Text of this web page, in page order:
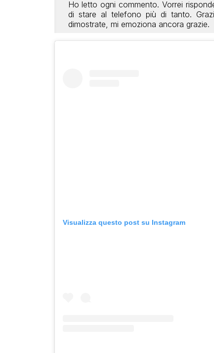
Ho letto ogni commento. Vorrei
di stare al telefono più di tanto.
dimostrate, mi emoziona ancora grazie.
Visualizza questo post su Instagram